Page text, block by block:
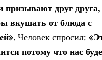
призывают друг друга,
вкушать от блюда с
. Человек спросил:
потому что нас